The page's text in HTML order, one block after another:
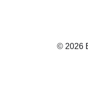
© 2026